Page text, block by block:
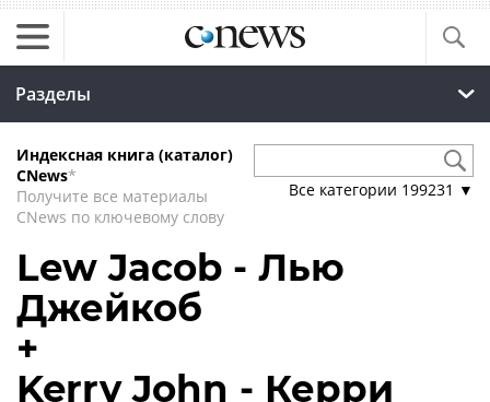
Разделы
Индексная книга (каталог)
CNews*
Получите все материалы
CNews по ключевому слову
Все категории 199231 ▼
Lew Jacob - Лью
Джейкоб
+
Kerry John - Керри